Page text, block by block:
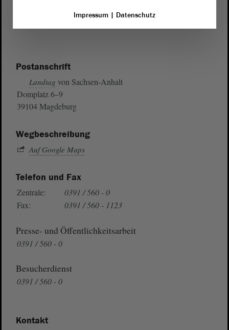
Postanschrift
Landtag von Sachsen-Anhalt
Domplatz 6–9
39104 Magdeburg
Wegbeschreibung
Auf Google Maps
Telefon und Fax
Zentrale:
0391 / 560 - 0
Fax:
0391 / 560 - 1123
Presse- und Öffentlichkeitsarbeit
0391 / 560 - 0
Besucherdienst
0391 / 560 - 0
Kontakt
Impressum| Datenschutz